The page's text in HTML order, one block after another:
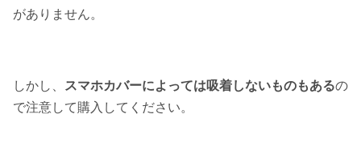
がありません。
しかし、 スマホカバーによっては吸着しないものもあるの
で注意して購入してください。